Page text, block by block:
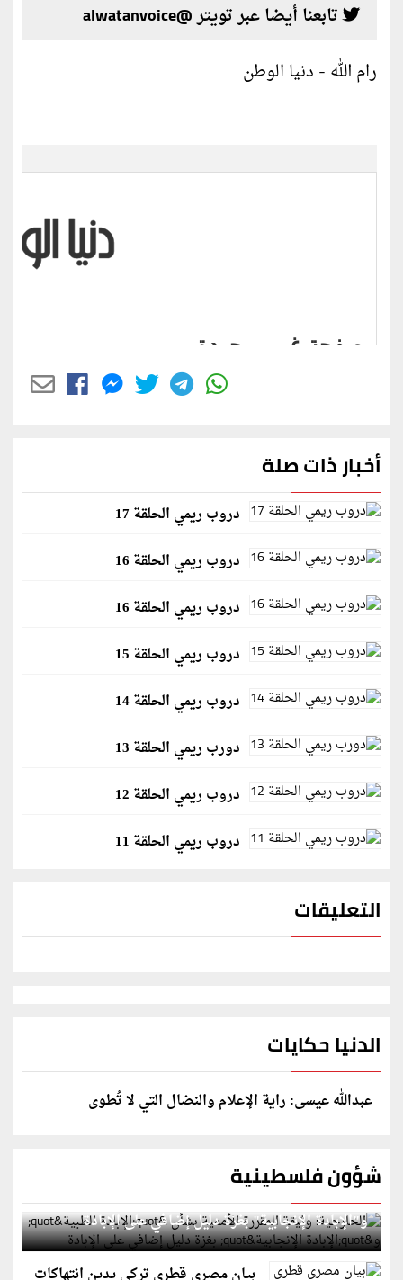
تابعنا أيضا عبر تويتر @alwatanvoice
رام الله - دنيا الوطن
أخبار ذات صلة
دروب ريمي الحلقة 17
دروب ريمي الحلقة 16
دروب ريمي الحلقة 16
دروب ريمي الحلقة 15
دروب ريمي الحلقة 14
دورب ريمي الحلقة 13
دروب ريمي الحلقة 12
دروب ريمي الحلقة 11
التعليقات
الدنيا حكايات
عبدالله عيسى: راية الإعلام والنضال التي لا تُطوى
شؤون فلسطينية
الخارجية: وثيقة المقررة الأممية بشأن "الإبادة الطبية"
و"الإبادة الإنجابية" بغزة دليل إضافي على الإبادة